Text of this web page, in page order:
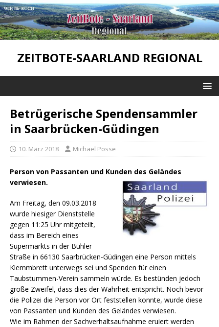
ZEITBOTE-SAARLAND REGIONAL
Betrügerische Spendensammler
in Saarbrücken-Güdingen
10. März 2018 Michael Posse
Person von Passanten und Kunden des Geländes
verwiesen.
Am Freitag, den 09.03.2018
wurde hiesiger Dienststelle
gegen 11:25 Uhr mitgeteilt,
dass im Bereich eines
Supermarkts in der Bühler
Straße in 66130 Saarbrücken-Güdingen eine Person mittels
Klemmbrett unterwegs sei und Spenden für einen
Taubstummen-Verein sammeln würde. Es bestünden jedoch
große Zweifel, dass dies der Wahrheit entspricht. Noch bevor
die Polizei die Person vor Ort feststellen konnte, wurde diese
von Passanten und Kunden des Geländes verwiesen.
Wie im Rahmen der Sachverhaltsaufnahme eruiert werden